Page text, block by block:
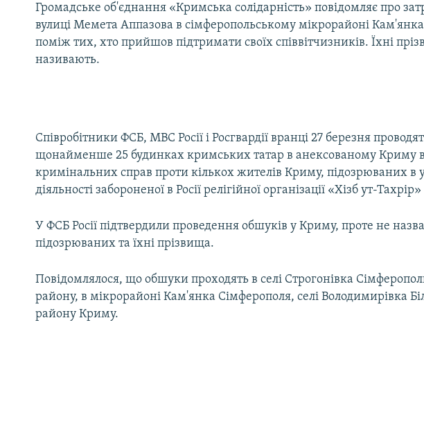
Громадське об'єднання «Кримська солідарність» повідомляє про
вулиці Мемета Аппазова в сімферопольському мікрорайоні Кам'янка
поміж тих, хто прийшов підтримати своїх співвітчизників. Їхні
називають.
Співробітники ФСБ, МВС Росії і Росгвардії вранці 27 березня
щонайменше 25 будинках кримських татар в анексованому Криму
кримінальних справ проти кількох жителів Криму, підозрюваних в
діяльності забороненої в Росії релігійної організації «Хізб ут-Тахрір»
У ФСБ Росії підтвердили проведення обшуків у Криму, проте не
підозрюваних та їхні прізвища.
Повідомлялося, що обшуки проходять в селі Строгонівка
району, в мікрорайоні Кам'янка Сімферополя, селі Володимирівка
району Криму.